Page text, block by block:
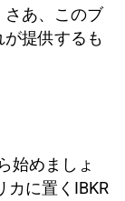
さあ、このブ
提供するも
始めましょ
カに置くIBKR